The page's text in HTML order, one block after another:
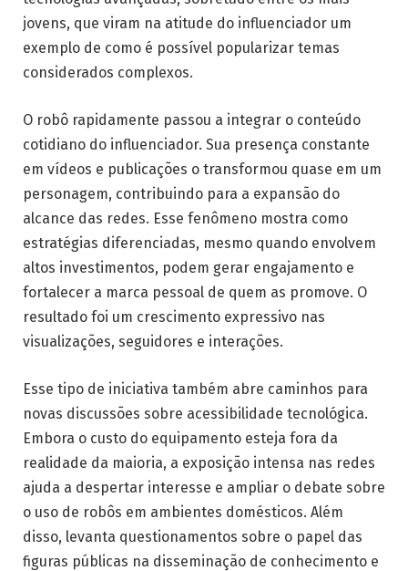
jovens, que viram na atitude do influenciador um
exemplo de como é possível popularizar temas
considerados complexos.
O robô rapidamente passou a integrar o conteúdo
cotidiano do influenciador. Sua presença constante
em vídeos e publicações o transformou quase em um
personagem, contribuindo para a expansão do
alcance das redes. Esse fenômeno mostra como
estratégias diferenciadas, mesmo quando envolvem
altos investimentos, podem gerar engajamento e
fortalecer a marca pessoal de quem as promove. O
resultado foi um crescimento expressivo nas
visualizações, seguidores e interações.
Esse tipo de iniciativa também abre caminhos para
novas discussões sobre acessibilidade tecnológica.
Embora o custo do equipamento esteja fora da
realidade da maioria, a exposição intensa nas redes
ajuda a despertar interesse e ampliar o debate sobre
o uso de robôs em ambientes domésticos. Além
disso, levanta questionamentos sobre o papel das
figuras públicas na disseminação de conhecimento e